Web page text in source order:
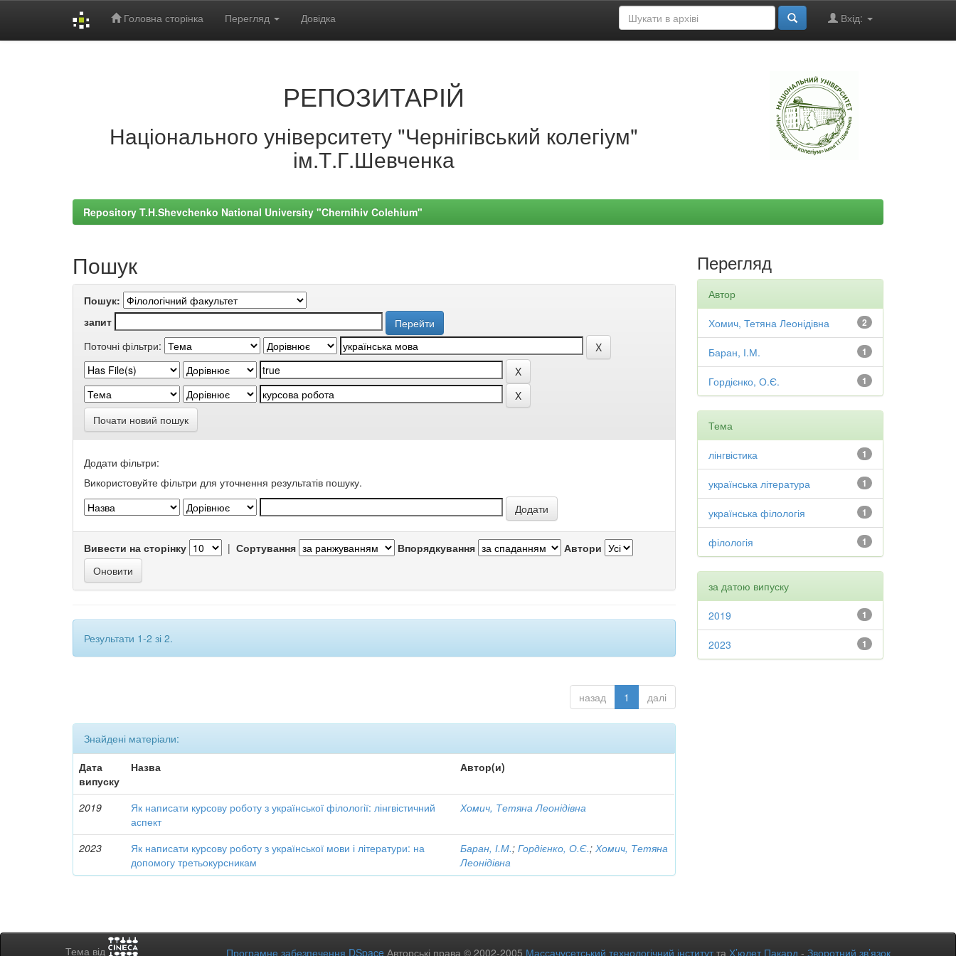
Головна сторінка Перегляд Довідка Вхід:
РЕПОЗИТАРІЙ
Національного університету "Чернігівський колегіум"
ім.Т.Г.Шевченка
Repository T.H.Shevchenko National University "Chernihiv Colehium"
Пошук
Пошук:
запит
Поточні фільтри:
Почати новий пошук
Додати фільтри:
Використовуйте фільтри для уточнення результатів пошуку.
Вивести на сторінку | Сортування Впорядкування Автори
Результати 1-2 зі 2.
назад 1 далі
Знайдені матеріали:
Дата
випуску
Назва Автор(и)
2019
Як написати курсову роботу з української філології: лінгвістичний
аспект
Хомич, Тетяна Леонідівна
2023
Як написати курсову роботу з української мови і літератури: на
допомогу третьокурсникам
Баран, І.М.;Гордієнко, О.Є.;Хомич, Тетяна
Леонідівна
Перегляд
Автор
2
Хомич, Тетяна Леонідівна
1
Баран, І.М.
1
Гордієнко, О.Є.
Тема
1
лінгвістика
1
українська література
1
українська філологія
1
філологія
за датою випуску
1
2019
1
2023
Тема від Програмне забезпечення DSpace Авторські права © 2002-2005 Массачусетський технологічний інститутта Х’юлет Пакард - Зворотний зв’язок